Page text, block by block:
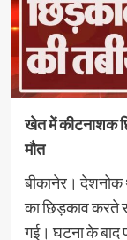
खेत में कीटनाशक
मौत
बीकानेर। देशनोक
का छिड़काव करते
गई। घटना के बाद